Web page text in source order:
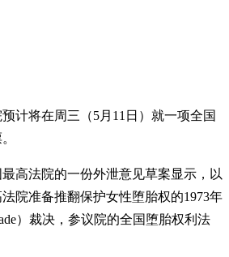
预计将在周三（5月11日）就一项全国
高法院的一份外泄意见草案显示，以
院准备推翻保护女性堕胎权的1973年
）裁决，参议院的全国堕胎权利法